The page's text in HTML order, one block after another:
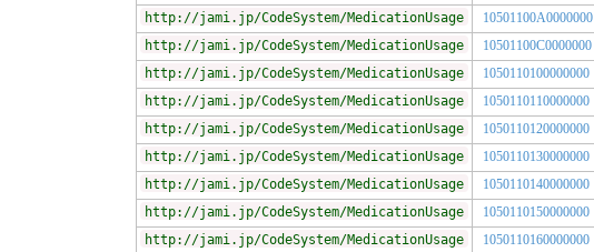
http://jami.jp/CodeSystem/MedicationUsage
10501100A0000000
http://jami.jp/CodeSystem/MedicationUsage
10501100C0000000
http://jami.jp/CodeSystem/MedicationUsage
1050110100000000
http://jami.jp/CodeSystem/MedicationUsage
1050110110000000
http://jami.jp/CodeSystem/MedicationUsage
1050110120000000
http://jami.jp/CodeSystem/MedicationUsage
1050110130000000
http://jami.jp/CodeSystem/MedicationUsage
1050110140000000
http://jami.jp/CodeSystem/MedicationUsage
1050110150000000
http://jami.jp/CodeSystem/MedicationUsage
1050110160000000